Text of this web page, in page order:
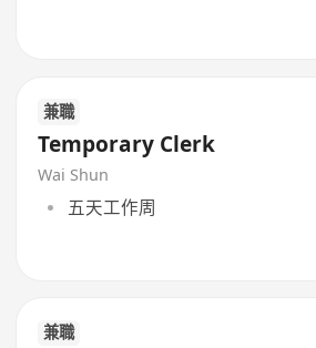
兼職
Temporary Clerk
Wai Shun
五天工作周
兼職